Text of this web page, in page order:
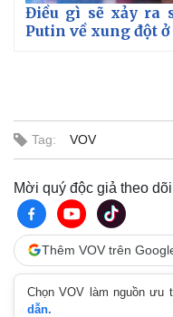
Điều gì sẽ xảy ra
Putin về xung đột
Tag: VOV
Mời quý độc giả theo
Thêm VOV trên
Chọn VOV làm nguồn ưu
dẫn.